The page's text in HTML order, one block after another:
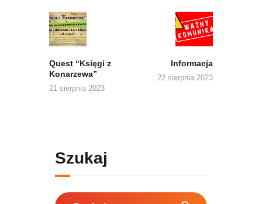
wpisu
Quest “Księgi z
Konarzewa”
21 sierpnia 2023
Informacja
22 sierpnia 2023
Szukaj
Szukaj: